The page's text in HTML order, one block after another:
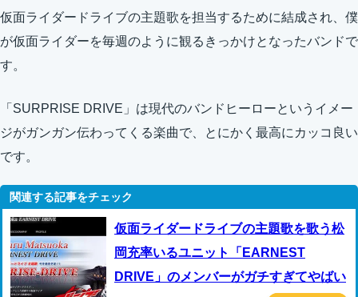
仮面ライダードライブの主題歌を担当するために結成され、僕
が仮面ライダーを毎週のように観るきっかけとなったバンドで
す。
「SURPRISE DRIVE」は現代のバンドヒーローというイメー
ジがガンガン伝わってくる楽曲で、とにかく最高にカッコ良い
です。
仮面ライダードライブの主題歌を歌う松
岡充率いるユニット「EARNEST
DRIVE」のメンバーがガチすぎてやばい